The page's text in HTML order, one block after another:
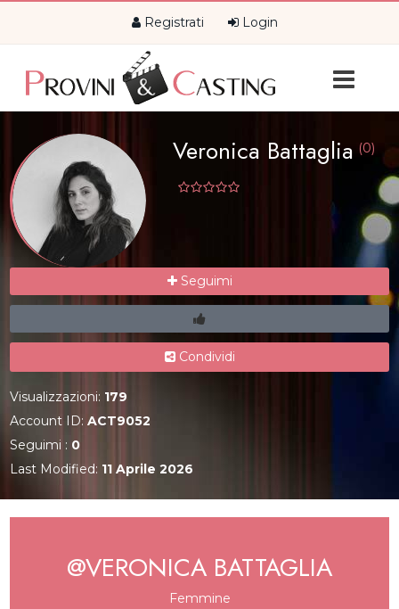
Registrati Login
Veronica Battaglia (0)
Seguimi
Condividi
Visualizzazioni: 179
Account ID:ACT9052
Seguimi : 0
Last Modified: 11 Aprile 2026
@VERONICA BATTAGLIA
Femmine